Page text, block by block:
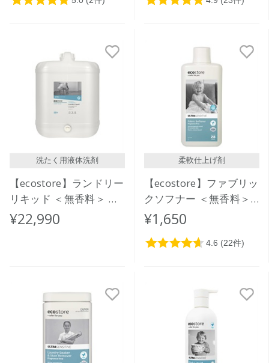
洗たく用液体洗剤
【ecostore】ランドリー
リキッド ＜無香料＞ バ
ルク 20L
¥22,990
柔軟仕上げ剤
【ecostore】ファブリッ
クソフナー ＜無香料＞
1L
¥1,650